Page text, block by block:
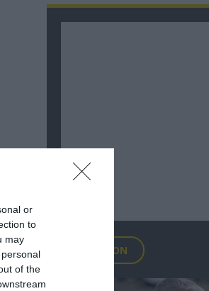
or
to
may
of the
FOCUS ON